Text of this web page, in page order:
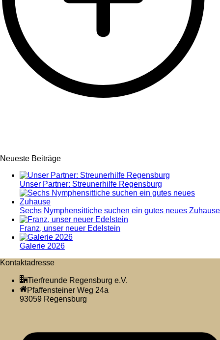
Neueste Beiträge
Unser Partner: Streunerhilfe Regensburg
Sechs Nymphensittiche suchen ein gutes neues Zuhause
Franz, unser neuer Edelstein
Galerie 2026
Kontaktadresse
Tierfreunde Regensburg e.V.
Pfaffensteiner Weg 24a
93059 Regensburg